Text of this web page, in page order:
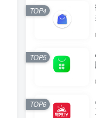
TOP4
TOP5
TOP6